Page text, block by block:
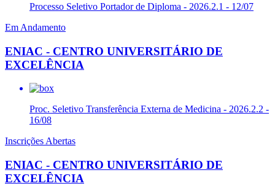
Processo Seletivo Portador de Diploma - 2026.2.1 - 12/07
Em Andamento
ENIAC - CENTRO UNIVERSITÁRIO DE
EXCELÊNCIA
Proc. Seletivo Transferência Externa de Medicina - 2026.2.2 -
16/08
Inscrições Abertas
ENIAC - CENTRO UNIVERSITÁRIO DE
EXCELÊNCIA